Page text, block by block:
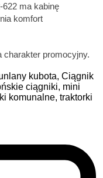
ma kabinę
komfort
charakter promocyjny.
kubota, Ciągnik
ciągniki, mini
komunalne, traktorki